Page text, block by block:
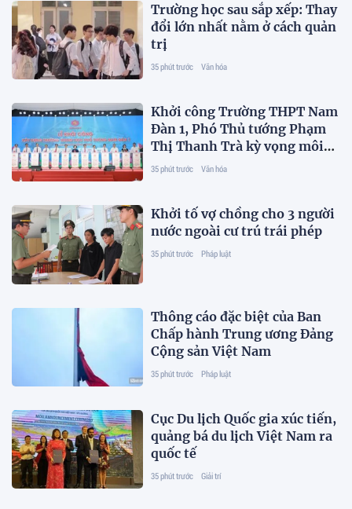
Trường học sau sắp xếp: Thay
đổi lớn nhất nằm ở cách quản
trị
35 phút trước Văn hóa
Khởi công Trường THPT Nam
Đàn 1, Phó Thủ tướng Phạm
Thị Thanh Trà kỳ vọng môi
trường giáo dục chất lượng
35 phút trước Văn hóa
Khởi tố vợ chồng cho 3 người
nước ngoài cư trú trái phép
35 phút trước Pháp luật
Thông cáo đặc biệt của Ban
Chấp hành Trung ương Đảng
Cộng sản Việt Nam
35 phút trước Pháp luật
Cục Du lịch Quốc gia xúc tiến,
quảng bá du lịch Việt Nam ra
quốc tế
35 phút trước Giải trí